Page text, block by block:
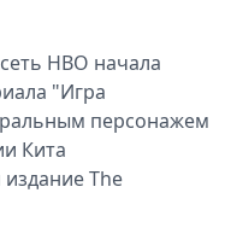
HBO начала
"Игра
персонажем
Кита
The